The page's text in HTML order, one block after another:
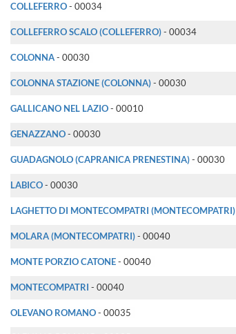
COLLEFERRO- 00034
COLLEFERRO SCALO (COLLEFERRO)- 00034
COLONNA- 00030
COLONNA STAZIONE (COLONNA)- 00030
GALLICANO NEL LAZIO- 00010
GENAZZANO- 00030
GUADAGNOLO (CAPRANICA PRENESTINA)- 00030
LABICO- 00030
LAGHETTO DI MONTECOMPATRI (MONTECOMPATRI)
MOLARA (MONTECOMPATRI)- 00040
MONTE PORZIO CATONE- 00040
MONTECOMPATRI - 00040
OLEVANO ROMANO- 00035